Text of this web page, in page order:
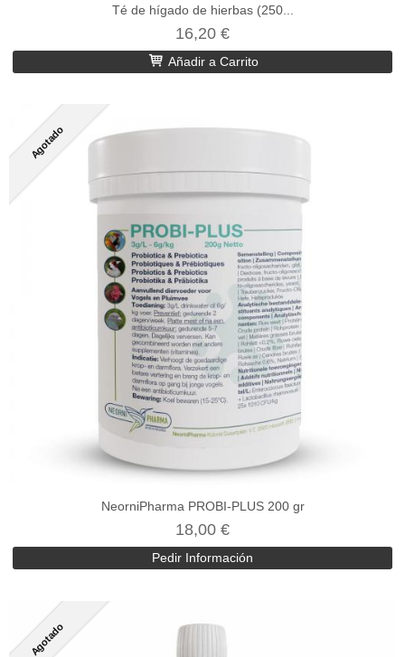
Té de hígado de hierbas (250...
16,20 €
Añadir a Carrito
Agotado
NeorniPharma PROBI-PLUS 200 gr
18,00 €
Pedir Información
Agotado